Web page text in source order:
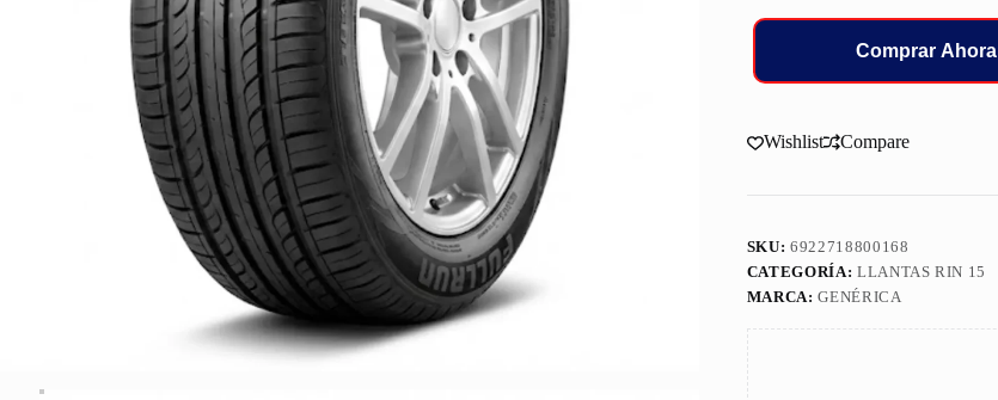
Comprar Ahora
Wishlist Compare
SKU:6922718800168
CATEGORÍA: LLANTAS RIN 15
MARCA:GENÉRICA